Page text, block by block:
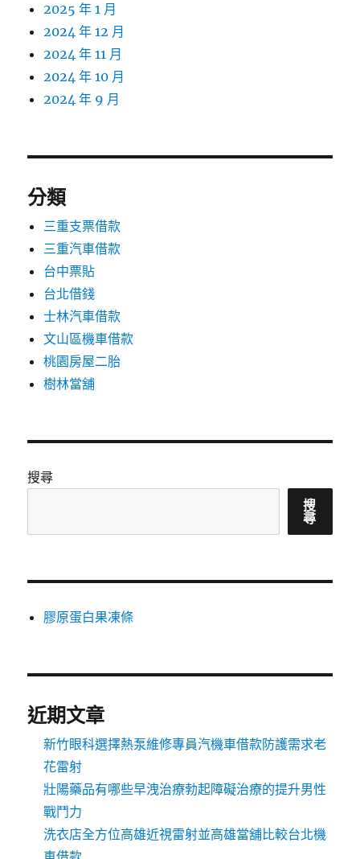
2025 年 1 月
2024 年 12 月
2024 年 11 月
2024 年 10 月
2024 年 9 月
分類
三重支票借款
三重汽車借款
台中票貼
台北借錢
士林汽車借款
文山區機車借款
桃園房屋二胎
樹林當舖
搜尋
搜
尋
膠原蛋白果凍條
近期文章
新竹眼科選擇熱泵維修專員汽機車借款防護需求老
花雷射
壯陽藥品有哪些早洩治療勃起障礙治療的提升男性
戰鬥力
洗衣店全方位高雄近視雷射並高雄當舖比較台北機